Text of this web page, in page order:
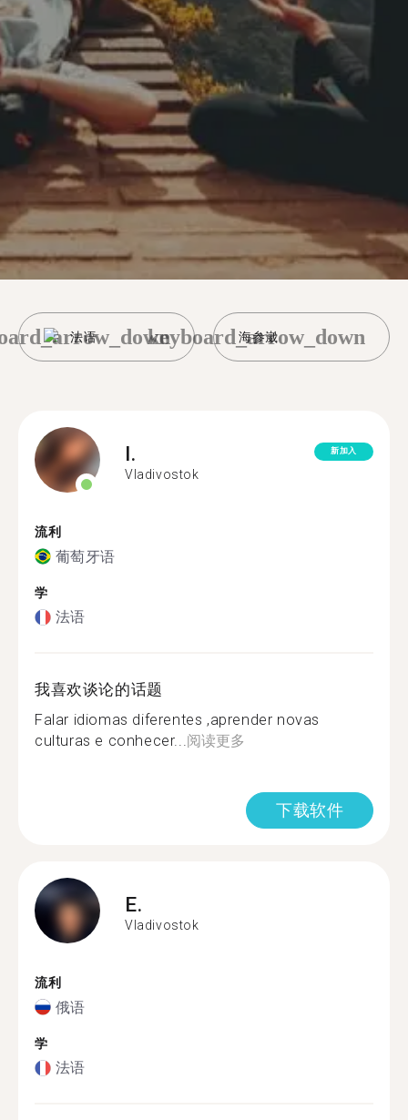
法语 海参崴
keyboard_arrow_down
I.
Vladivostok
新加入
流利
葡萄牙语
学
法语
我喜欢谈论的话题
Falar idiomas diferentes ,aprender novas
culturas e conhecer...阅读更多
下载软件
E.
Vladivostok
流利
俄语
学
法语